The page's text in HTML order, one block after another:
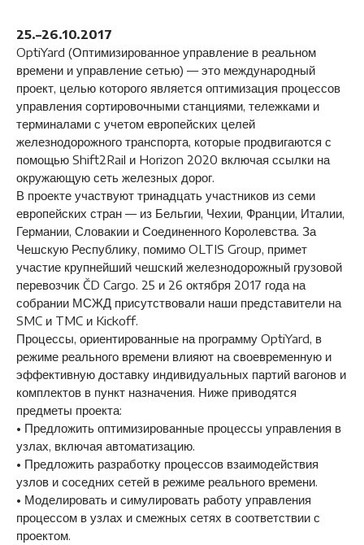
25.–26.10.2017
OptiYard (Оптимизированное управление в реальном
времени и управление сетью) — это международный
проект, целью которого является оптимизация процессов
управления сортировочными станциями, тележками и
терминалами с учетом европейских целей
железнодорожного транспорта, которые продвигаются с
помощью Shift2Rail и Horizon 2020 включая ссылки на
окружающую сеть железных дорог.
В проекте участвуют тринадцать участников из семи
европейских стран — из Бельгии, Чехии, Франции, Италии,
Германии, Словакии и Соединенного Королевства. За
Чешскую Республику, помимо OLTIS Group, примет
участие крупнейший чешский железнодорожный грузовой
перевозчик ČD Cargo. 25 и 26 октября 2017 года на
собрании МСЖД присутствовали наши представители на
SMC и TMC и Kickoff.
Процессы, ориентированные на программу OptiYard, в
режиме реального времени влияют на своевременную и
эффективную доставку индивидуальных партий вагонов и
комплектов в пункт назначения. Ниже приводятся
предметы проекта:
• Предложить оптимизированные процессы управления в
узлах, включая автоматизацию.
• Предложить разработку процессов взаимодействия
узлов и соседних сетей в режиме реального времени.
• Моделировать и симулировать работу управления
процессом в узлах и смежных сетях в соответствии с
проектом.